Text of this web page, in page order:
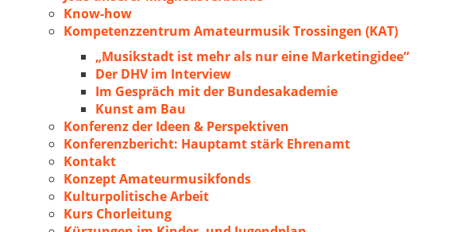
Know-how
Kompetenzzentrum Amateurmusik Trossingen (KAT)
„Musikstadt ist mehr als nur eine Marketingidee“
Der DHV im Interview
Im Gespräch mit der Bundesakademie
Kunst am Bau
Konferenz der Ideen & Perspektiven
Konferenzbericht: Hauptamt stärk Ehrenamt
Kontakt
Konzept Amateurmusikfonds
Kulturpolitische Arbeit
Kurs Chorleitung